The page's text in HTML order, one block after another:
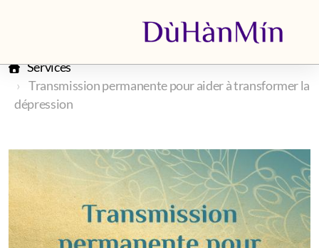
Services
Transmission permanente pour aider à transformer la
dépression